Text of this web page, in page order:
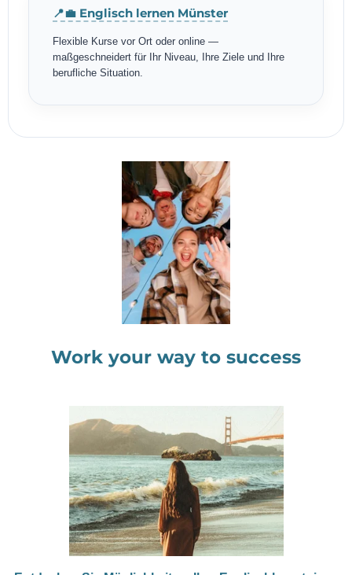
📍💼 Englisch lernen Münster
Flexible Kurse vor Ort oder online —
maßgeschneidert für Ihr Niveau, Ihre Ziele und Ihre
berufliche Situation.
Work your way to success